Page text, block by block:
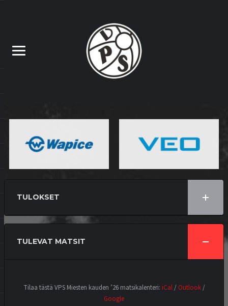
TULOKSET
TULEVAT MATSIT
Tilaa tästä VPS Miesten kauden ’26 matsikalenteri: iCal/ Outlook/
Google